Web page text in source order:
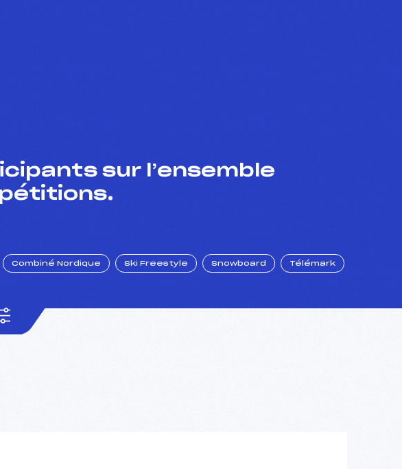
sur l’ensemble
Combiné Nordique Ski Freestyle Snowboard Télémark